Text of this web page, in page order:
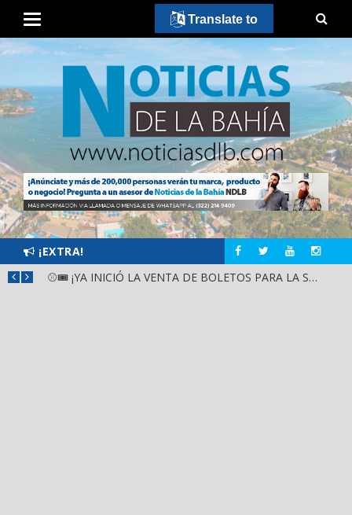
¡EXTRA!
JASMIN BUGARÍN TOMA LAS CALLES DE NAYARIT CON IMPRESIONANTE APOYO POPULAR
Translate to